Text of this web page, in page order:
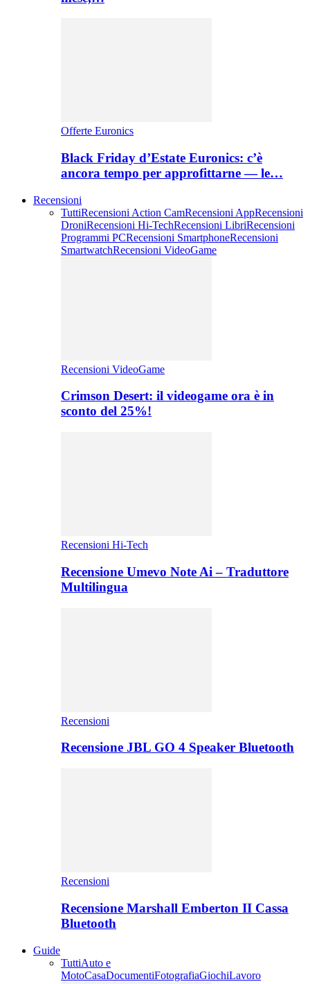
Offerte Euronics
Black Friday d’Estate Euronics: c’è
ancora tempo per approfittarne — le…
Recensioni
TuttiRecensioni Action CamRecensioni AppRecensioni
DroniRecensioni Hi-TechRecensioni LibriRecensioni
Programmi PCRecensioni SmartphoneRecensioni
SmartwatchRecensioni VideoGame
Recensioni VideoGame
Crimson Desert: il videogame ora è in
sconto del 25%!
Recensioni Hi-Tech
Recensione Umevo Note Ai – Traduttore
Multilingua
Recensioni
Recensione JBL GO 4 Speaker Bluetooth
Recensioni
Recensione Marshall Emberton II Cassa
Bluetooth
Guide
TuttiAuto e
MotoCasaDocumentiFotografiaGiochiLavoro